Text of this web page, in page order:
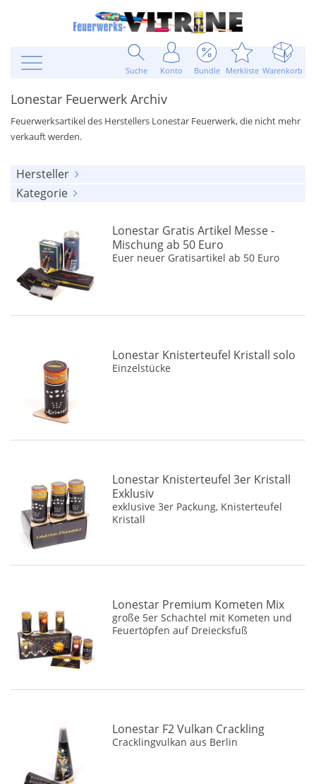
Suche Konto Bundle Merkliste Warenkorb
Lonestar Feuerwerk Archiv
Feuerwerksartikel des Herstellers Lonestar Feuerwerk, die nicht mehr
verkauft werden.
Hersteller
alle anzeigen
Kategorie
Leuchtartikel
Verschiedenes
Bombenrohre(7)
Lonestar Gratis Artikel Messe -
Mischung ab 50 Euro
Euer neuer Gratisartikel ab 50 Euro
Lonestar Knisterteufel Kristall solo
Einzelstücke
Lonestar Knisterteufel 3er Kristall
Exklusiv
exklusive 3er Packung, Knisterteufel
Kristall
Lonestar Premium Kometen Mix
große 5er Schachtel mit Kometen und
Feuertöpfen auf Dreiecksfuß
Lonestar F2 Vulkan Crackling
Cracklingvulkan aus Berlin